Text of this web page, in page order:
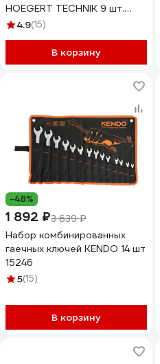
HOEGERT TECHNIK 9 шт.
HT1W806
4.9(15)
В корзину
-48%
1 892 ₽3 639 ₽
Набор комбинированных
гаечных ключей KENDO 14 шт
15246
5(15)
В корзину